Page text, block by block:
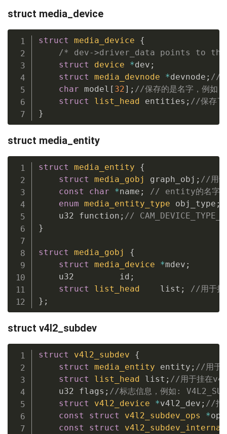
struct media_device
struct media_device
{
/* dev->driver_data points to
struct
device *dev ;
struct
media_devnode *devnode ; //创
char model [ 32] ; //保存的是名字，例
struct
list_head entities ; //保存
}
struct media_entity
struct media_entity
{
struct
media_gobj graph_obj ; //用
const
char *name ;
// entity的名字
enum media_entity_type obj_type ;
    u32 function
; //
}
struct media_gobj
{
struct
media_device *mdev ;
    u32         id
;
struct
list_head
    list
;
//用于
} ;
struct v4l2_subdev
struct v4l2_subdev
{
struct
media_entity entity ; //用于
struct
list_head list ; //用于挂在
    u32 flags
; //标志信息，例如:
struct
v4l2_device *v4l2_dev ; //指
const
struct v4l2_subdev_ops *ops
const
struct